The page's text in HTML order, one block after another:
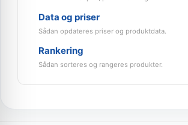
Data og priser
Sådan opdateres priser og produktdata.
Rankering
Sådan sorteres og rangeres produkter.